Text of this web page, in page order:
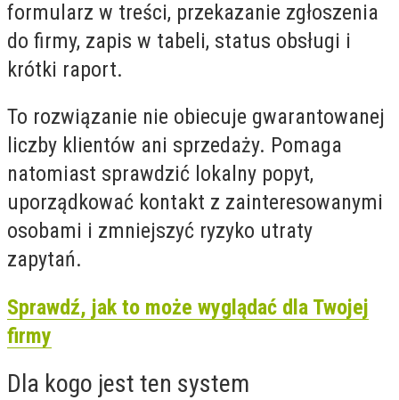
formularz w treści, przekazanie zgłoszenia
do firmy, zapis w tabeli, status obsługi i
krótki raport.
To rozwiązanie nie obiecuje gwarantowanej
liczby klientów ani sprzedaży. Pomaga
natomiast sprawdzić lokalny popyt,
uporządkować kontakt z zainteresowanymi
osobami i zmniejszyć ryzyko utraty
zapytań.
Sprawdź, jak to może wyglądać dla Twojej
firmy
Dla kogo jest ten system